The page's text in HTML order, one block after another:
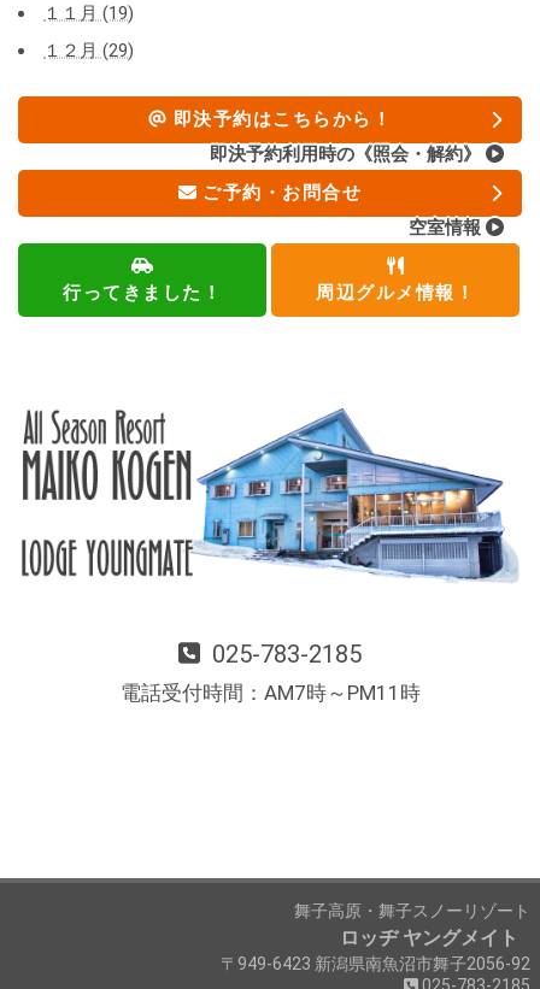
１１月 (19)
１２月 (29)
即決予約はこちらから！
即決予約利用時の《照会・解約》
ご予約・お問合せ
空室情報
行ってきました！ 周辺グルメ情報！
025-783-2185
電話受付時間：AM7時～PM11時
舞子高原・舞子スノーリゾート
ロッヂ ヤングメイト
〒949-6423 新潟県南魚沼市舞子2056-92